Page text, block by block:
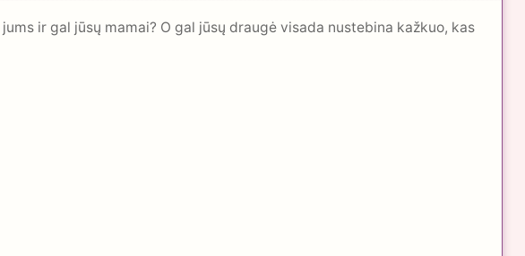
ir gal jūsų mamai? O gal jūsų draugė visada nustebina kažkuo, kas